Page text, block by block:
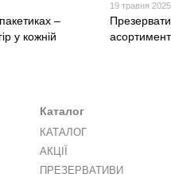
–
у кожній
19 травня 2025
Каталог
КАТАЛОГ
АКЦІЇ
ПРЕЗЕРВАТИВИ